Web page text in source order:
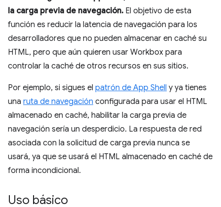
la carga previa de navegación. El objetivo de esta
función es reducir la latencia de navegación para los
desarrolladores que no pueden almacenar en caché su
HTML, pero que aún quieren usar Workbox para
controlar la caché de otros recursos en sus sitios.
Por ejemplo, si sigues el patrón de App Shell y ya tienes
una ruta de navegación configurada para usar el HTML
almacenado en caché, habilitar la carga previa de
navegación sería un desperdicio. La respuesta de red
asociada con la solicitud de carga previa nunca se
usará, ya que se usará el HTML almacenado en caché de
forma incondicional.
Uso básico